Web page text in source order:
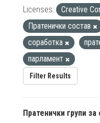
Licenses: Creative
Пратенички состав
соработка
парламент
Filter Results
Пратенички групи